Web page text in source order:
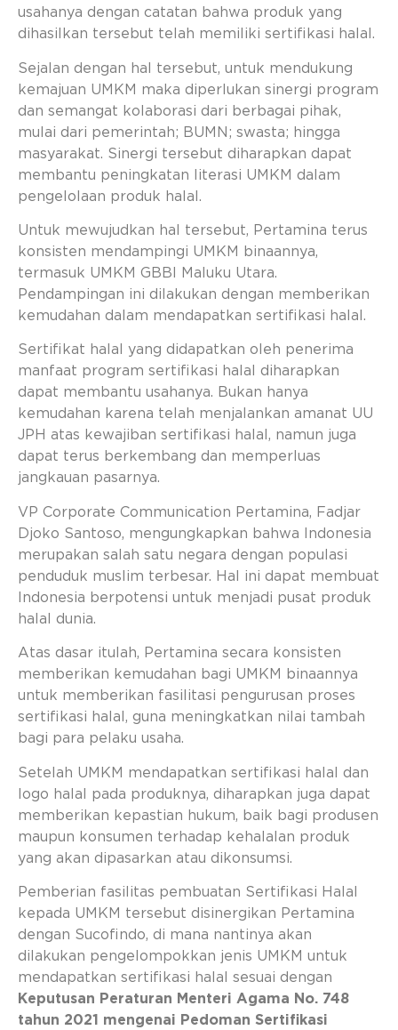
usahanya dengan catatan bahwa produk yang
dihasilkan tersebut telah memiliki sertifikasi halal.
Sejalan dengan hal tersebut, untuk mendukung
kemajuan UMKM maka diperlukan sinergi program
dan semangat kolaborasi dari berbagai pihak,
mulai dari pemerintah; BUMN; swasta; hingga
masyarakat. Sinergi tersebut diharapkan dapat
membantu peningkatan literasi UMKM dalam
pengelolaan produk halal.
Untuk mewujudkan hal tersebut, Pertamina terus
konsisten mendampingi UMKM binaannya,
termasuk UMKM GBBI Maluku Utara.
Pendampingan ini dilakukan dengan memberikan
kemudahan dalam mendapatkan sertifikasi halal.
Sertifikat halal yang didapatkan oleh penerima
manfaat program sertifikasi halal diharapkan
dapat membantu usahanya. Bukan hanya
kemudahan karena telah menjalankan amanat UU
JPH atas kewajiban sertifikasi halal, namun juga
dapat terus berkembang dan memperluas
jangkauan pasarnya.
VP Corporate Communication Pertamina, Fadjar
Djoko Santoso, mengungkapkan bahwa Indonesia
merupakan salah satu negara dengan populasi
penduduk muslim terbesar. Hal ini dapat membuat
Indonesia berpotensi untuk menjadi pusat produk
halal dunia.
Atas dasar itulah, Pertamina secara konsisten
memberikan kemudahan bagi UMKM binaannya
untuk memberikan fasilitasi pengurusan proses
sertifikasi halal, guna meningkatkan nilai tambah
bagi para pelaku usaha.
Setelah UMKM mendapatkan sertifikasi halal dan
logo halal pada produknya, diharapkan juga dapat
memberikan kepastian hukum, baik bagi produsen
maupun konsumen terhadap kehalalan produk
yang akan dipasarkan atau dikonsumsi.
Pemberian fasilitas pembuatan Sertifikasi Halal
kepada UMKM tersebut disinergikan Pertamina
dengan Sucofindo, di mana nantinya akan
dilakukan pengelompokkan jenis UMKM untuk
mendapatkan sertifikasi halal sesuai dengan
Keputusan Peraturan Menteri Agama No. 748
tahun 2021 mengenai Pedoman Sertifikasi